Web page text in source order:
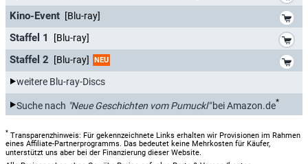
Kino-Event [Blu-ray]
Staffel 1 [Blu-ray]
Staffel 2 [Blu-ray] NEU
weitere Blu-ray-Discs
Suche nach "Neue Geschichten vom Pumuckl"bei Amazon.de*
* Transparenzhinweis: Für gekennzeichnete Links erhalten wir Provisionen im Rahmen
eines Affiliate-Partnerprogramms. Das bedeutet keine Mehrkosten für Käufer,
unterstützt uns aber bei der Finanzierung dieser Website.